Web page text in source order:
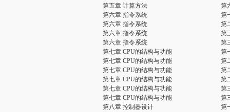
第五章 计算方法
第
第六章 指令系统
第
第六章 指令系统
第
第六章 指令系统
第
第六章 指令系统
第
第七章 CPU的结构与功能
第
第七章 CPU的结构与功能
第
第七章 CPU的结构与功能
第
第七章 CPU的结构与功能
第
第七章 CPU的结构与功能
第
第七章 CPU的结构与功能
第
第八章 控制器设计
第